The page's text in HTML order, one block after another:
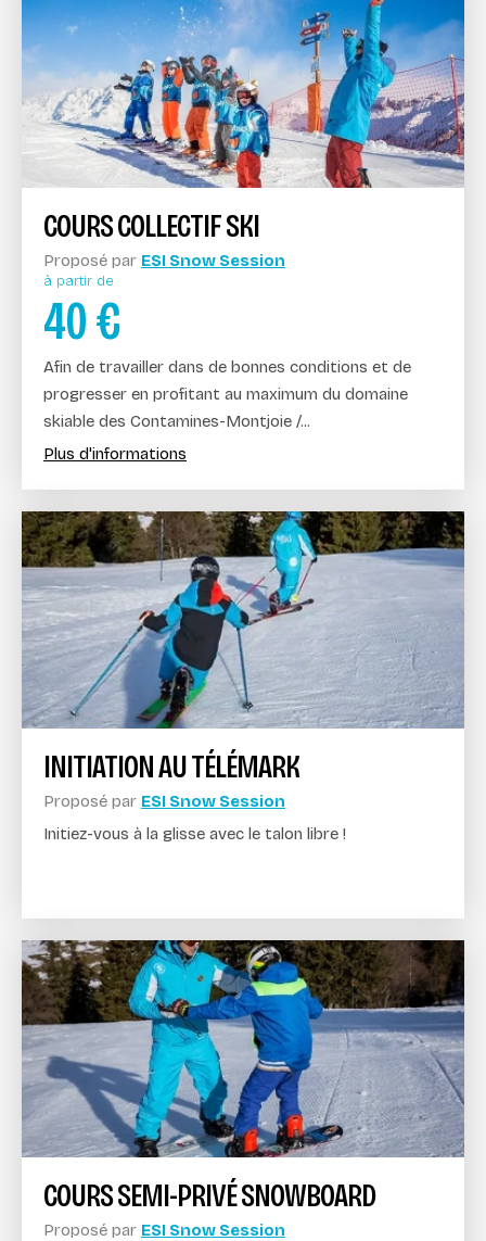
COURS COLLECTIF SKI
Proposé par ESI Snow Session
à partir de
40€
Afin de travailler dans de bonnes conditions et de
progresser en profitant au maximum du domaine
skiable des Contamines-Montjoie /...
Plus d'informations
INITIATION AU TÉLÉMARK
Proposé par ESI Snow Session
Initiez-vous à la glisse avec le talon libre !
COURS SEMI-PRIVÉ SNOWBOARD
Proposé par ESI Snow Session